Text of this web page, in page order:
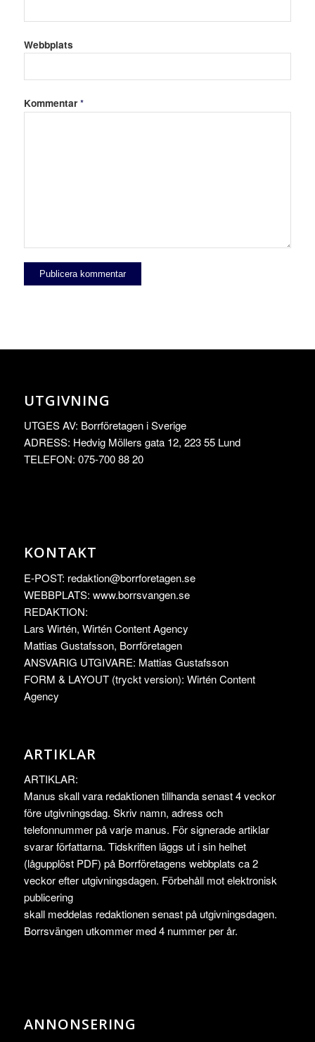
Webbplats
Kommentar *
UTGIVNING
UTGES AV: Borrföretagen i Sverige
ADRESS: Hedvig Möllers gata 12, 223 55 Lund
TELEFON: 075-700 88 20
KONTAKT
E-POST: redaktion@borrforetagen.se
WEBBPLATS: www.borrsvangen.se
REDAKTION:
Lars Wirtén, Wirtén Content Agency
Mattias Gustafsson, Borrföretagen
ANSVARIG UTGIVARE: Mattias Gustafsson
FORM & LAYOUT (tryckt version): Wirtén Content
Agency
ARTIKLAR
ARTIKLAR:
Manus skall vara redaktionen tillhanda senast 4 veckor
före utgivningsdag. Skriv namn, adress och
telefonnummer på varje manus. För signerade artiklar
svarar författarna. Tidskriften läggs ut i sin helhet
(lågupplöst PDF) på Borrföretagens webbplats ca 2
veckor efter utgivningsdagen. Förbehåll mot elektronisk
publicering
skall meddelas redaktionen senast på utgivningsdagen.
Borrsvängen utkommer med 4 nummer per år.
ANNONSERING